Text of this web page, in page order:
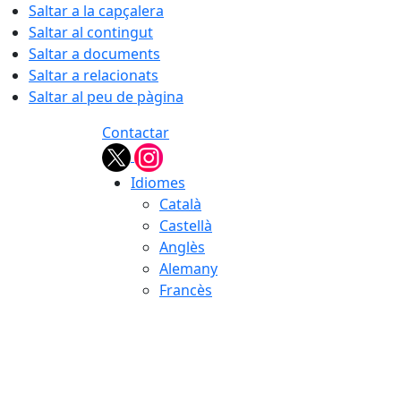
Saltar a la capçalera
Saltar al contingut
Saltar a documents
Saltar a relacionats
Saltar al peu de pàgina
Contactar
Idiomes
Català
Castellà
Anglès
Alemany
Francès